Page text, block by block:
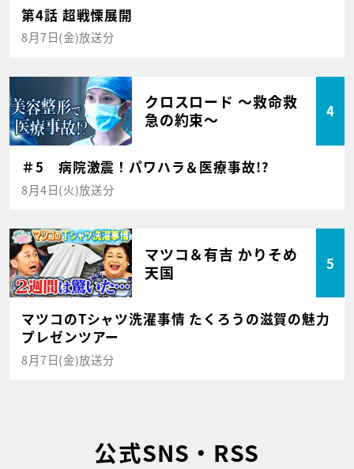
第4話 超戦慄展開
8月7日(金)放送分
クロスロード ～救命救
急の約束～
4
＃5 病院激震！パワハラ＆医療事故!?
8月4日(火)放送分
マツコ＆有吉 かりそめ
天国
5
マツコのTシャツ洗濯事情 たくろうの滋賀の魅力
プレゼンツアー
8月7日(金)放送分
公式SNS・RSS